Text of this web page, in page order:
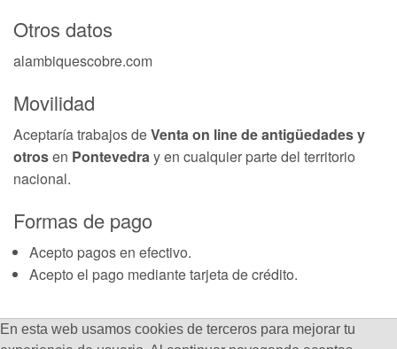
Otros datos
alambiquescobre.com
Movilidad
Aceptaría trabajos deVenta on line de antigüedades y
otrosen Pontevedra y en cualquier parte del territorio
nacional.
Formas de pago
Acepto pagos en efectivo.
Acepto el pago mediante tarjeta de crédito.
En esta web usamos cookies de terceros para mejorar tu